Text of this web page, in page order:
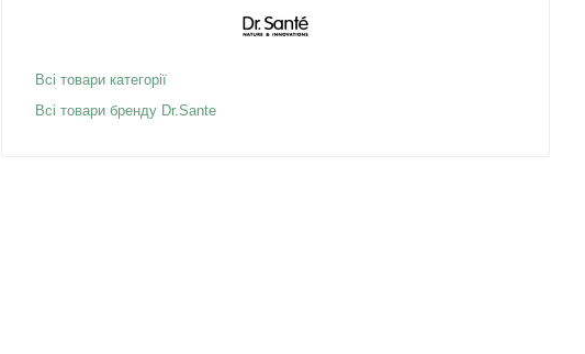
Всі товари категорії
Всі товари бренду Dr.Sante